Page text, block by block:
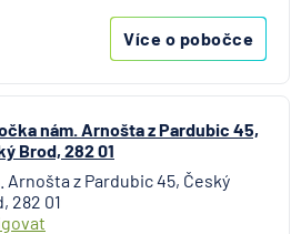
Více o pobočce
nám. Arnošta z Pardubic 45,
Brod, 282 01
Arnošta z Pardubic 45, Český
282 01